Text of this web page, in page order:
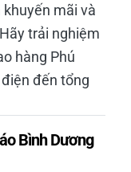
mãi và
trải nghiệm
hàng Phú
đến tổng
Bình Dương